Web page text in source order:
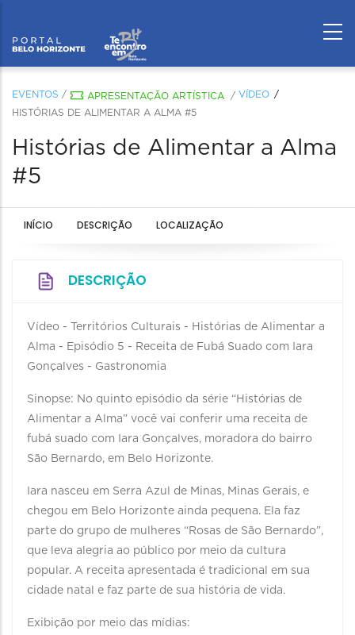
EVENTOS / APRESENTAÇÃO ARTÍSTICA / VÍDEO
HISTÓRIAS DE ALIMENTAR A ALMA #5
Histórias de Alimentar a Alma
#5
INÍCIO DESCRIÇÃO LOCALIZAÇÃO
DESCRIÇÃO
Vídeo - Territórios Culturais - Histórias de Alimentar a
Alma - Episódio 5 - Receita de Fubá Suado com Iara
Gonçalves - Gastronomia
Sinopse: No quinto episódio da série “Histórias de
Alimentar a Alma” você vai conferir uma receita de
fubá suado com Iara Gonçalves, moradora do bairro
São Bernardo, em Belo Horizonte.
Iara nasceu em Serra Azul de Minas, Minas Gerais, e
chegou em Belo Horizonte ainda pequena. Ela faz
parte do grupo de mulheres “Rosas de São Bernardo”,
que leva alegria ao público por meio da cultura
popular. A receita apresentada é tradicional em sua
cidade natal e faz parte de sua história de vida.
Exibição por meio das mídias: